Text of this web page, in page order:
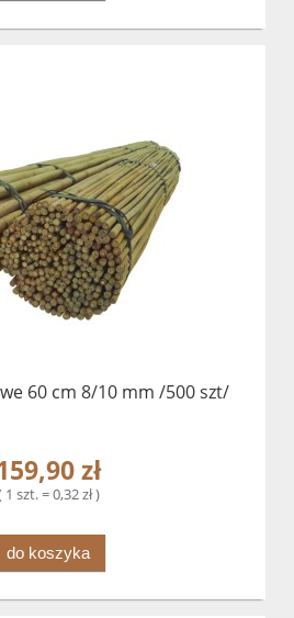
60 cm 8/10 mm /500 szt/
zł
1 szt. = 0,32 zł )
do koszyka